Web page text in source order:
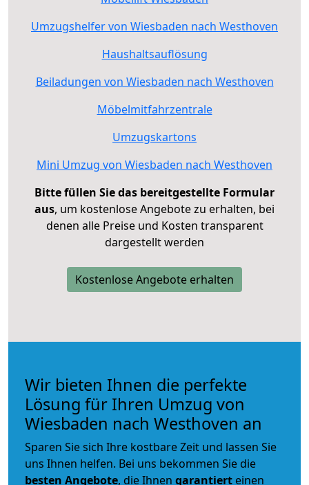
Umzugshelfer von Wiesbaden nach Westhoven
Haushaltsauflösung
Beiladungen von Wiesbaden nach Westhoven
Möbelmitfahrzentrale
Umzugskartons
Mini Umzug von Wiesbaden nach Westhoven
Bitte füllen Sie das bereitgestellte Formular
aus, um kostenlose Angebote zu erhalten, bei
denen alle Preise und Kosten transparent
dargestellt werden
Kostenlose Angebote erhalten
Wir bieten Ihnen die perfekte
Lösung für Ihren Umzug von
Wiesbaden nach Westhoven an
Sparen Sie sich Ihre kostbare Zeit und lassen Sie
uns Ihnen helfen. Bei uns bekommen Sie die
besten Angebote, die Ihnen garantiert einen